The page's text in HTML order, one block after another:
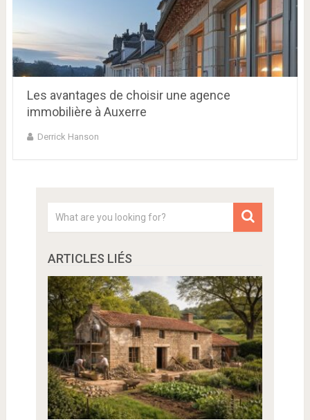
Les avantages de choisir une agence
immobilière à Auxerre
Derrick Hanson
ARTICLES LIÉS